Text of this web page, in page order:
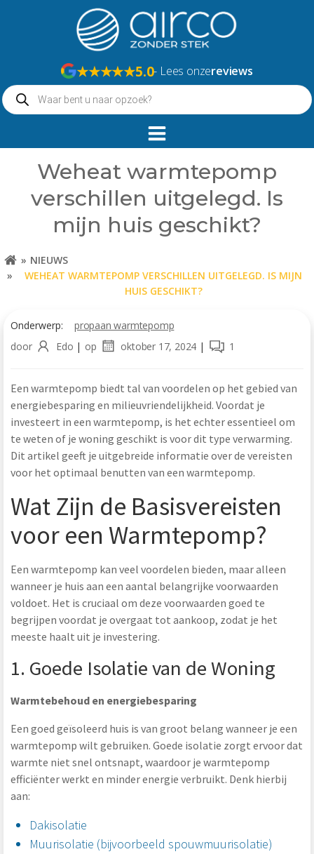
Naar
inhoud
★★★★★5.0- Lees onzereviews
Producten
zoeken
Weheat warmtepomp
verschillen uitgelegd. Is
mijn huis geschikt?
NIEUWS
WEHEAT WARMTEPOMP VERSCHILLEN UITGELEGD. IS MIJN
HUIS GESCHIKT?
Onderwerp:
propaan warmtepomp
door
Edo | op oktober 17, 2024 | 1
Een warmtepomp biedt tal van voordelen op het gebied van
energiebesparing en milieuvriendelijkheid. Voordat je
investeert in een warmtepomp, is het echter essentieel om
te weten of je woning geschikt is voor dit type verwarming.
Dit artikel geeft je uitgebreide informatie over de vereisten
voor het optimaal benutten van een warmtepomp.
Wat Zijn de Basisvereisten
voor een Warmtepomp?
Een warmtepomp kan veel voordelen bieden, maar alleen
wanneer je huis aan een aantal belangrijke voorwaarden
voldoet. Het is cruciaal om deze voorwaarden goed te
begrijpen voordat je overgaat tot aankoop, zodat je het
meeste haalt uit je investering.
1. Goede Isolatie van de Woning
Warmtebehoud en energiebesparing
Een goed geïsoleerd huis is van groot belang wanneer je een
warmtepomp wilt gebruiken. Goede isolatie zorgt ervoor dat
warmte niet snel ontsnapt, waardoor je warmtepomp
efficiënter werkt en minder energie verbruikt. Denk hierbij
aan:
Dakisolatie
Muurisolatie (bijvoorbeeld spouwmuurisolatie)